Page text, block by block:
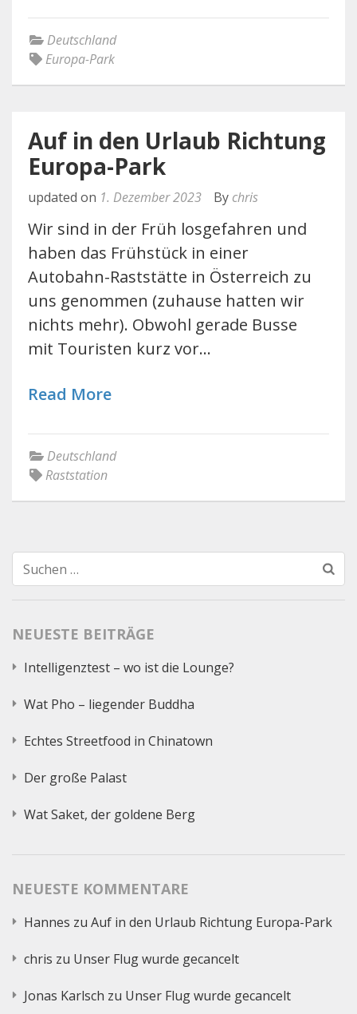
Deutschland
Europa-Park
Auf in den Urlaub Richtung
Europa-Park
updated on 1. Dezember 2023 By chris
Wir sind in der Früh losgefahren und
haben das Frühstück in einer
Autobahn-Raststätte in Österreich zu
uns genommen (zuhause hatten wir
nichts mehr). Obwohl gerade Busse
mit Touristen kurz vor…
Read More
Deutschland
Raststation
Suchen
nach:
NEUESTE BEITRÄGE
Intelligenztest – wo ist die Lounge?
Wat Pho – liegender Buddha
Echtes Streetfood in Chinatown
Der große Palast
Wat Saket, der goldene Berg
NEUESTE KOMMENTARE
Hannes zu Auf in den Urlaub Richtung Europa-Park
chris zu Unser Flug wurde gecancelt
Jonas Karlsch zu Unser Flug wurde gecancelt